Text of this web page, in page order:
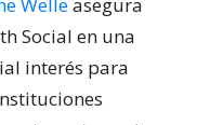
Social en una
interés para